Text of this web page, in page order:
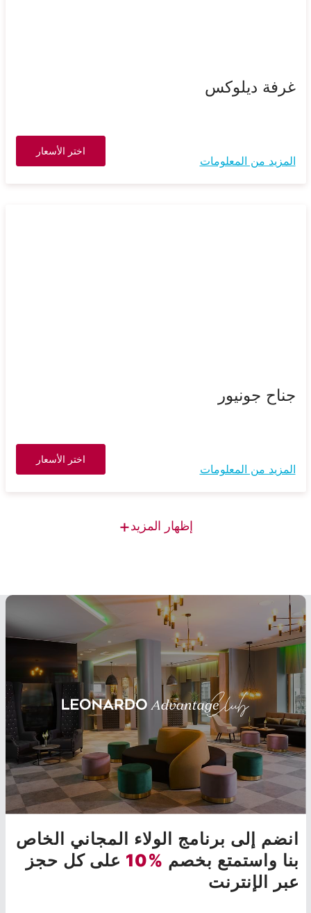
غرفة ديلوكس
المزيد من المعلومات
اختر الأسعار
جناح جونيور
المزيد من المعلومات
اختر الأسعار
إظهار المزيد+
انضم إلى برنامج الولاء المجاني الخاص
بنا واستمتع بخصم %10
على كل حجز
عبر الإنترنت